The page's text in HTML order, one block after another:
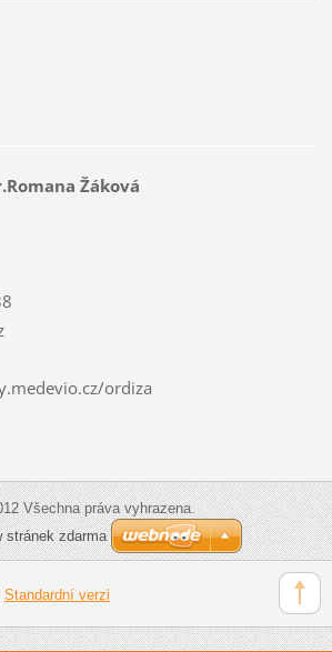
Žáková
ordiza
Všechna práva vyhrazena.
stránek zdarma
Standardní verzi